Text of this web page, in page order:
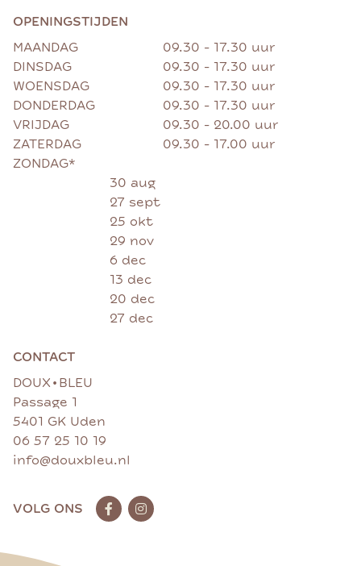
OPENINGSTIJDEN
MAANDAG
09.30 - 17.30 uur
DINSDAG
09.30 - 17.30 uur
WOENSDAG
09.30 - 17.30 uur
DONDERDAG
09.30 - 17.30 uur
VRIJDAG
09.30 - 20.00 uur
ZATERDAG
09.30 - 17.00 uur
ZONDAG*
30 aug
27 sept
25 okt
29 nov
6 dec
13 dec
20 dec
27 dec
CONTACT
DOUX • BLEU
Passage 1
5401 GK Uden
06 57 25 10 19
info@douxbleu.nl
VOLG ONS